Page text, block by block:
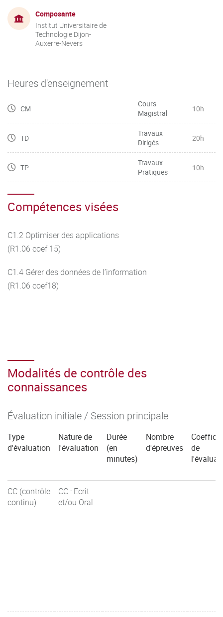
Composante
Institut Universitaire de
Technologie Dijon-
Auxerre-Nevers
Heures d'enseignement
CM
Cours
Magistral
10h
TD
Travaux
Dirigés
20h
TP
Travaux
Pratiques
10h
Compétences visées
C1.2 Optimiser des applications
(R1.06 coef 15)
C1.4 Gérer des données de l’information
(R1.06 coef18)
Modalités de contrôle des
connaissances
Évaluation initiale / Session principale
Type
d'évaluation
Nature de
l'évaluation
Durée
(en
minutes)
Nombre
d'épreuves
de
CC (contrôle
continu)
CC : Ecrit
et/ou Oral